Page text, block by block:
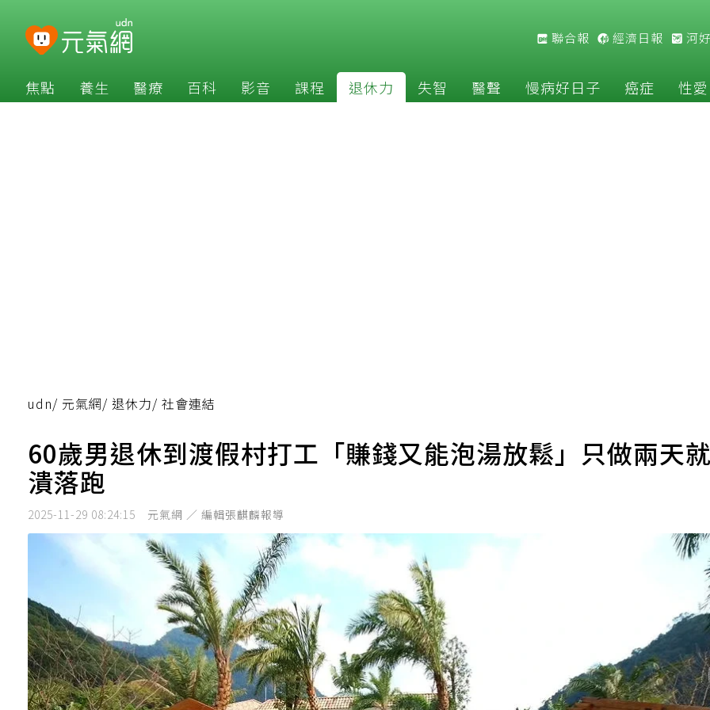
聯合報 經濟日報 河
焦點 養生 醫療 百科 影音 課程 退休力 失智 醫聲 慢病好日子 癌症 性愛
udn/ 元氣網/ 退休力/ 社會連結
60歲男退休到渡假村打工「賺錢又能泡湯放鬆」只做兩天
潰落跑
2025-11-29 08:24:15 元氣網 ／ 編輯張麒麟報導